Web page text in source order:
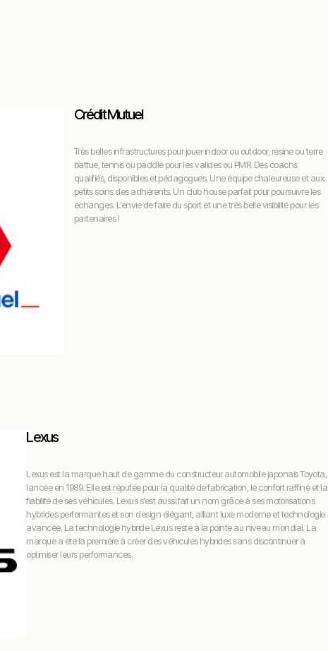
Crédit Mutuel
Très belles infrastructures pour jouer indoor ou outdoor, résine ou terre
battue, tennis ou paddle pour les valides ou PMR. Des coachs
qualifiés, disponibles et pédagogues. Une équipe chaleureuse et aux
petits soins des adhérents. Un club house parfait pour poursuivre les
échanges. L’envie de faire du sport et une très belle visibilité pour les
partenaires !
Lexus
Lexus est la marque haut de gamme du constructeur automobile japonais Toyota,
lancée en 1989. Elle est réputée pour la qualité de fabrication, le confort raffiné et la
fiabilité de ses véhicules. Lexus s’est aussi fait un nom grâce à ses motorisations
hybrides performantes et son design élégant, alliant luxe moderne et technologie
avancée. La technologie hybride Lexus reste à la pointe au niveau mondial. La
marque a été la première à créer des véhicules hybrides sans discontinuer à
optimiser leurs performances.